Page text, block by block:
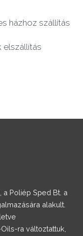
házhoz szállítás
elszállítás
Poliép Sped Bt. a
alakult.
ra változtattuk,